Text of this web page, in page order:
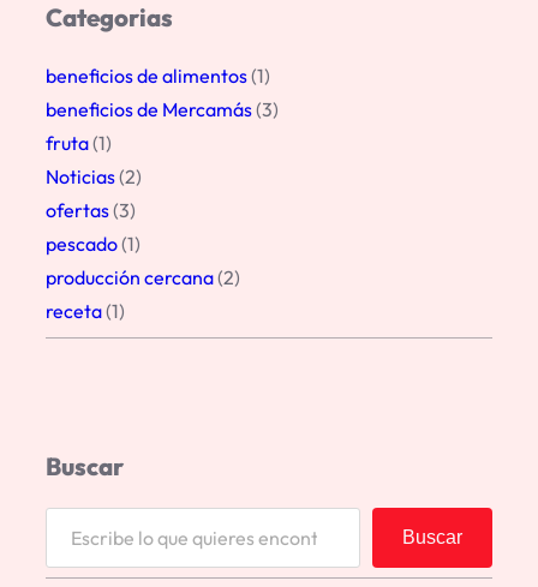
Categorias
beneficios de alimentos(1)
beneficios de Mercamás(3)
fruta(1)
Noticias(2)
ofertas(3)
pescado(1)
producción cercana(2)
receta(1)
Buscar
Buscar